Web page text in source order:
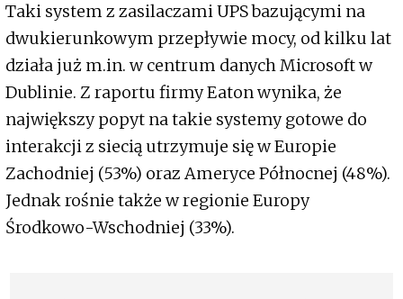
Taki system z zasilaczami UPS bazującymi na
dwukierunkowym przepływie mocy, od kilku lat
działa już m.in. w centrum danych Microsoft w
Dublinie. Z raportu firmy Eaton wynika, że
największy popyt na takie systemy gotowe do
interakcji z siecią utrzymuje się w Europie
Zachodniej (53%) oraz Ameryce Północnej (48%).
Jednak rośnie także w regionie Europy
Środkowo-Wschodniej (33%).